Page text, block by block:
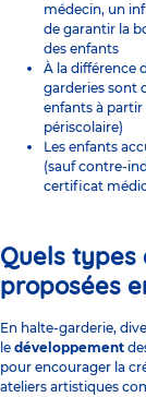
médecin, un
de garantir la
des enfants
À la différence
garderies sont
enfants à partir
périscolaire)
Les enfants
(sauf contre-
certificat
Quels types
proposées
En halte-garderie,
le développement
pour encourager la
ateliers artistiques